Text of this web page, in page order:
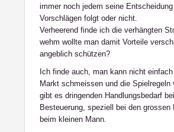
immer noch jedem seine
Vorschlägen folgt oder nicht.
Verheerend finde ich die verhängten
wehm wollte man damit Vorteile
angeblich schützen?
Ich finde auch, man kann nicht
Markt schmeissen und die Spielregeln
gibt es dringenden Handlungsbedarf
Besteuerung, speziell bei den
beim kleinen Mann.